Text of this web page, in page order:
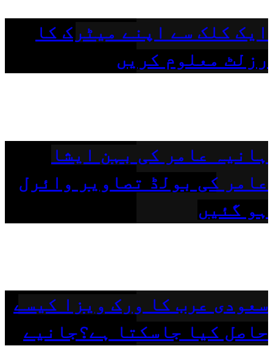
ایک کلک سے اپنے میٹرک کا
رزلٹ معلوم کریں
ہانیہ عامر کی بہن ایشا
عامر کی بولڈ تصاویر وائرل
ہو گئیں
سعودی عرب کا ورک ویزا کیسے
حاصل کیا جاسکتا ہے؟جانیے